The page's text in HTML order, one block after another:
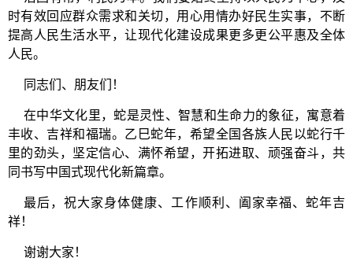
时有效回应群众需求和关切，用心用情办好民生实事，不断
提高人民生活水平，让现代化建设成果更多更公平惠及全体
人民。
同志们、朋友们！
在中华文化里，蛇是灵性、智慧和生命力的象征，寓意着
丰收、吉祥和福瑞。乙巳蛇年，希望全国各族人民以蛇行千
里的劲头，坚定信心、满怀希望，开拓进取、顽强奋斗，共
同书写中国式现代化新篇章。
最后，祝大家身体健康、工作顺利、阖家幸福、蛇年吉
祥！
谢谢大家！